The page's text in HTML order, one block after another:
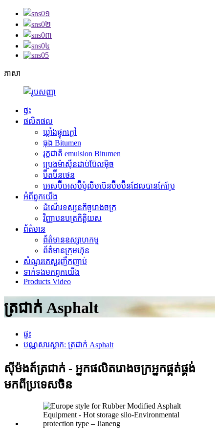
ភាសា
ផ្ទះ
ផលិតផល
ឃ្លាំងផ្ទុកក្តៅ
ធុង Bitumen
រុក្ខជាតិ emulsion Bitumen
ប្រេងម៉ាស៊ីនដាប់ប៊ែលម៉ិច
ប៊ីតប៊ីនថេន
អេសប៊ីអេសប៊ីប៉ូលីមប៊េនប៊ីមប៊ីនដែលបានកែប្រែ
អំពី​ពួក​យើង
ដំណើរទស្សនកិច្ចរោងចក្រ
វិញ្ញាបនបត្រកិត្តិយស
ព័ត៌មាន
ព័ត៌មានឧស្សាហកម្ម
ព័ត៌មានក្រុមហ៊ុន
សំណួរគេសួរញឹកញាប់
ទាក់ទង​មក​ពួក​យើង
Products Video
ត្រជាក់ Asphalt
ផ្ទះ
បណ្ណសារស្លាក: ត្រជាក់ Asphalt
ស៊ីម៉ងត៍ត្រជាក់ - អ្នកផលិតរោងចក្រអ្នកផ្គត់ផ្គង់
មកពីប្រទេសចិន